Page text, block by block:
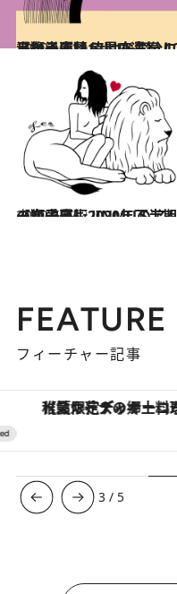
2020.10.11
【獅子座】12星座占い 10月後半運勢 幸せな気分に浸れる素晴らしい運気！
占い
2020.6.24
【獅子座】2020年下半期の恋愛運♡ JINMUのアムール占星術
占い
FEATURE
フィーチャー記事
【夏限定ディナーコース】旬を迎える稚鮎や花ズッキーニな
3 / 5